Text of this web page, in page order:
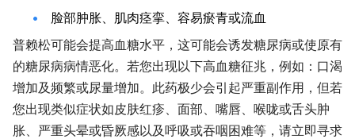
脸部肿胀、肌肉痉挛、容易瘀青或流血
普赖松可能会提高血糖水平，这可能会诱发糖尿病或使原有
的糖尿病病情恶化。若您出现以下高血糖征兆，例如：口渴
增加及频繁或尿量增加。此药极少会引起严重副作用，但若
您出现类似症状如皮肤红疹、面部、嘴唇、喉咙或舌头肿
胀、严重头晕或昏厥感以及呼吸或吞咽困难等，请立即寻求